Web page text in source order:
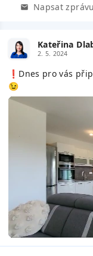
Napsat zprávu
Kateřina
2. 5. 2024
❗️Dnes pro vás
😉